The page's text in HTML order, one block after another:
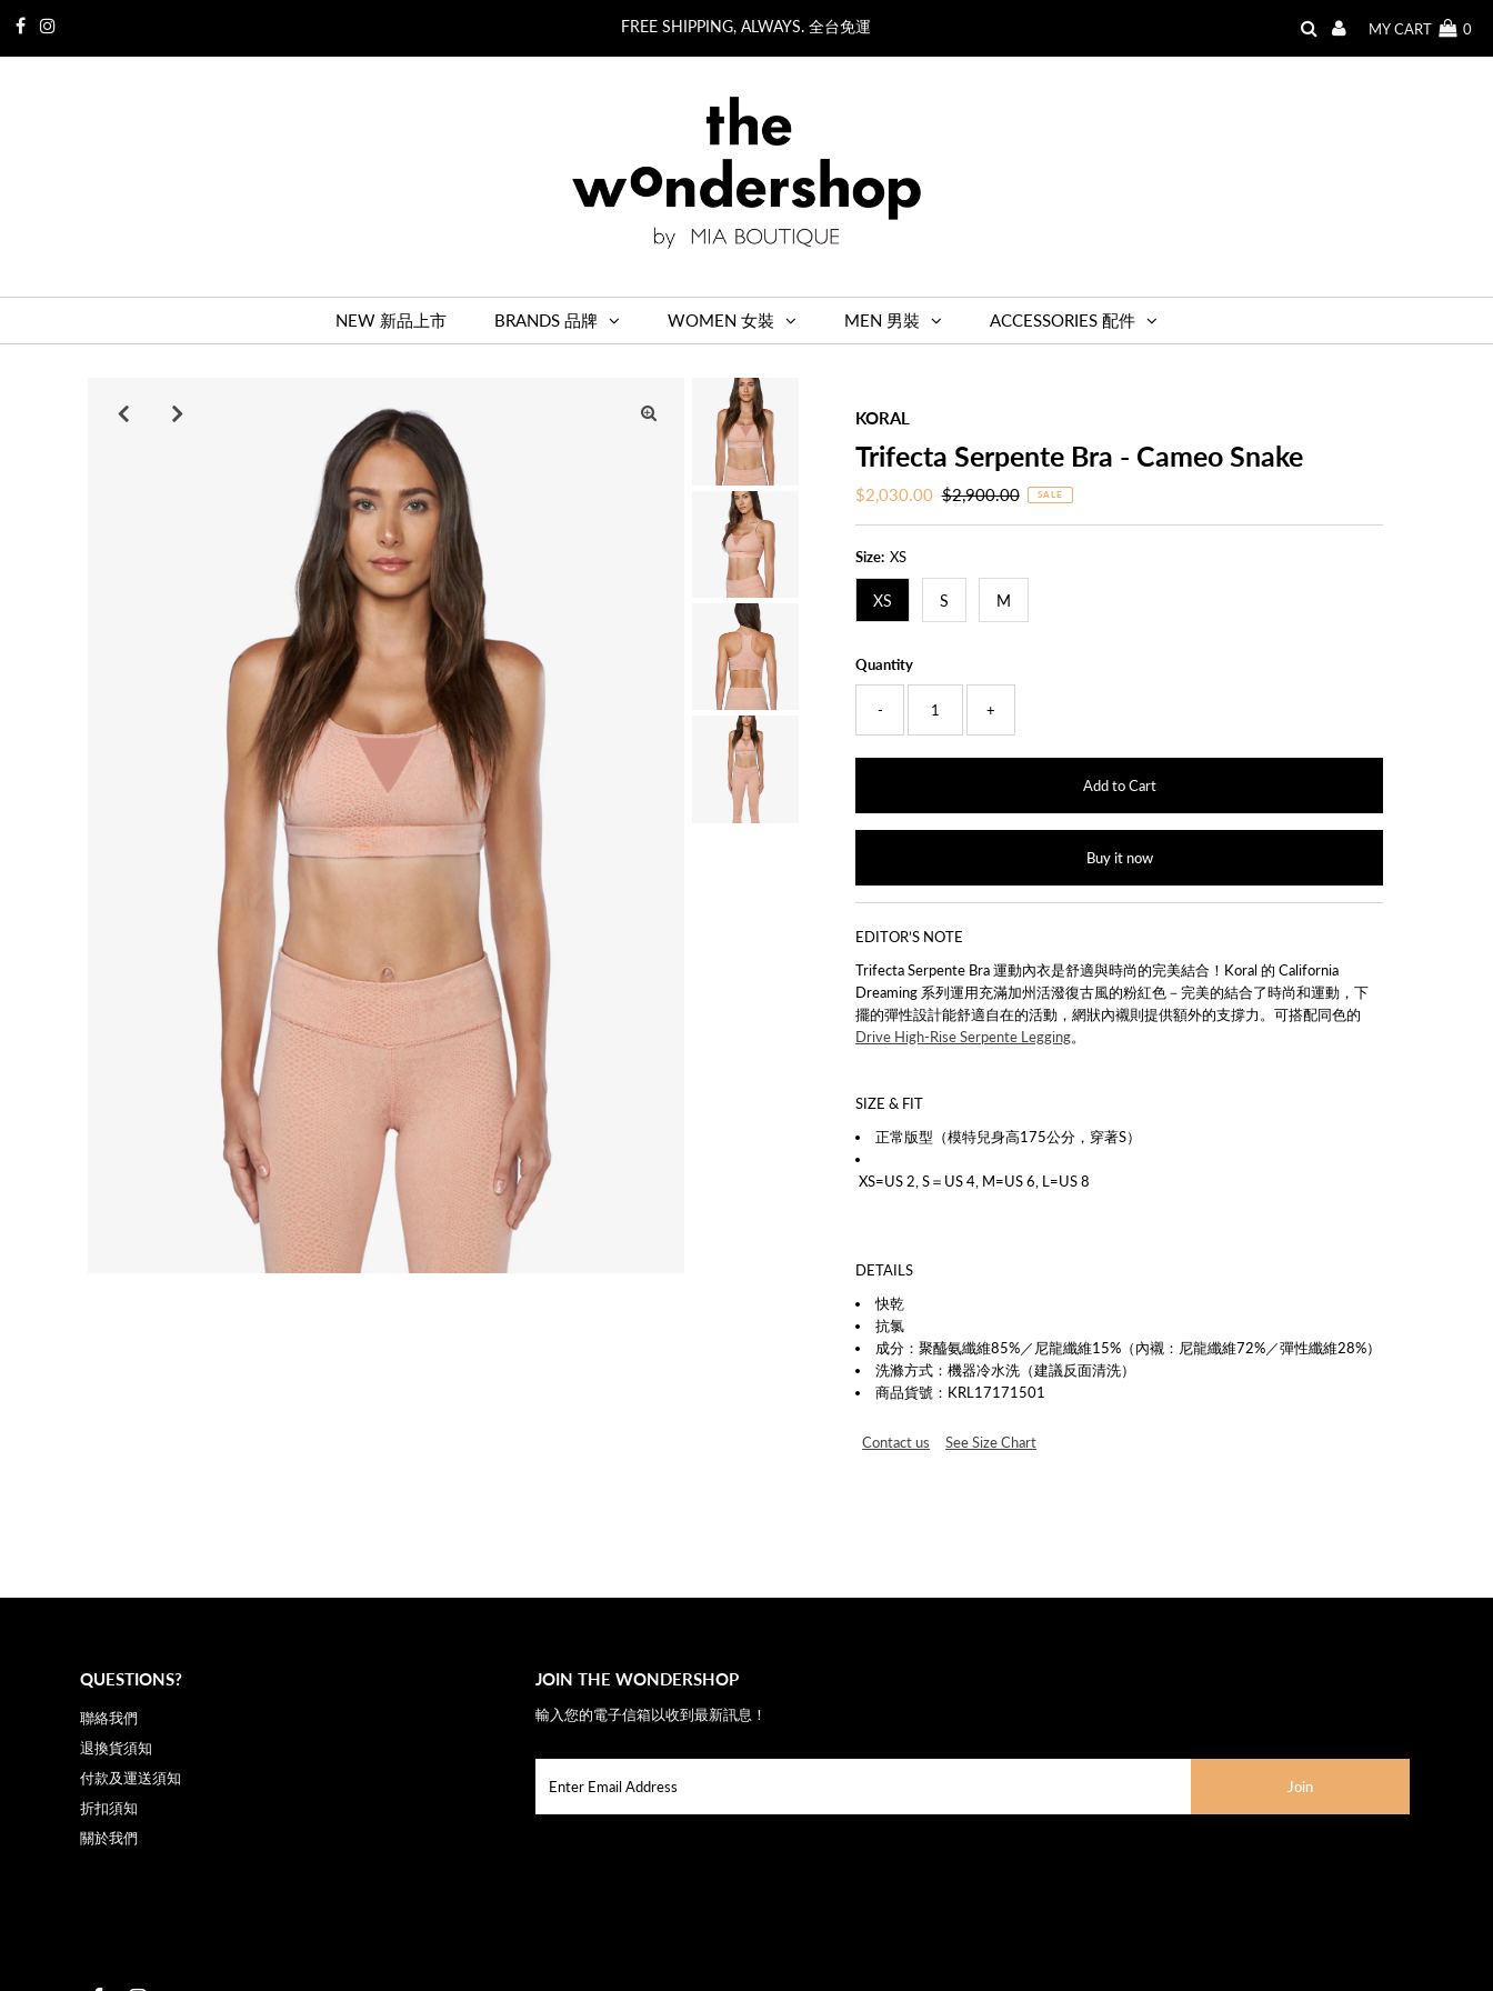
FREE SHIPPING, ALWAYS. 全台免運 MY CART 0
NEW 新品上市 BRANDS 品牌 WOMEN 女裝 MEN 男裝 ACCESSORIES 配件
KORAL
Trifecta Serpente Bra - Cameo Snake
Sale
$2,030.00 Regular
$2,900.00 SALE
Size: XS
XS S M
Quantity
- +
Buy it now
EDITOR’S NOTE
Trifecta Serpente Bra 運動內衣是舒適與時尚的完美結合！Koral 的 California
Dreaming 系列運用充滿加州活潑復古風的粉紅色－完美的結合了時尚和運動，下
擺的彈性設計能舒適自在的活動，網狀內襯則提供額外的支撐力。可搭配同色的
Drive High-Rise Serpente Legging。
SIZE & FIT
正常版型（模特兒身高175公分，穿著S）
XS=US 2, S＝US 4, M=US 6, L=US 8
DETAILS
快乾
抗氯
成分：聚醯氨纖維85%／尼龍纖維15%（內襯：尼龍纖維72%／彈性纖維28%）
洗滌方式：機器冷水洗（建議反面清洗）
商品貨號：KRL17171501
Contact us See Size Chart
QUESTIONS?
聯絡我們
退換貨須知
付款及運送須知
折扣須知
關於我們
JOIN THE WONDERSHOP
輸入您的電子信箱以收到最新訊息！